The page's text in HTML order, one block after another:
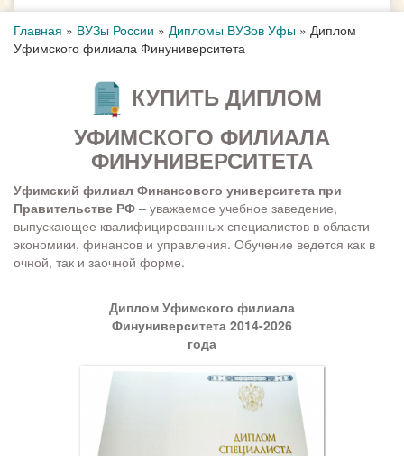
Главная » ВУЗы России » Дипломы ВУЗов Уфы » Диплом
Уфимского филиала Финуниверситета
КУПИТЬ ДИПЛОМ
УФИМСКОГО ФИЛИАЛА
ФИНУНИВЕРСИТЕТА
Уфимский филиал Финансового университета при
Правительстве РФ – уважаемое учебное заведение,
выпускающее квалифицированных специалистов в области
экономики, финансов и управления. Обучение ведется как в
очной, так и заочной форме.
Диплом Уфимского филиала
Финуниверситета 2014-2026
года